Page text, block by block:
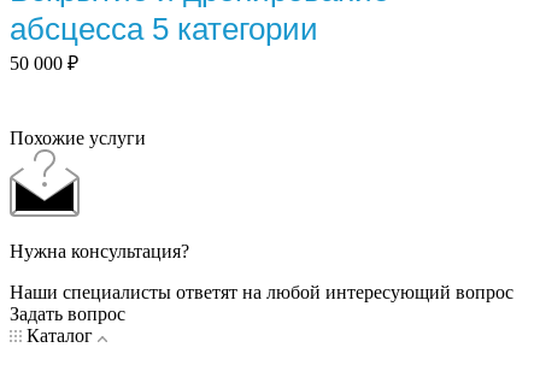
абсцесса 5 категории
50 000 ₽
Похожие услуги
Нужна консультация?
Наши специалисты ответят на любой интересующий вопрос
Задать вопрос
Каталог